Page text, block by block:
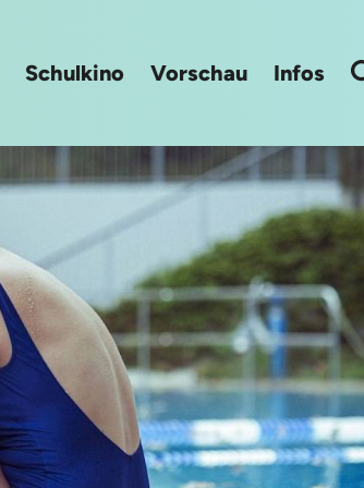
Schulkino Vorschau Infos